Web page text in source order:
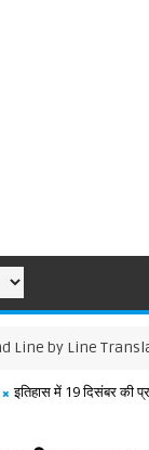
Line Translation
इतिहास में 19 दिसंबर